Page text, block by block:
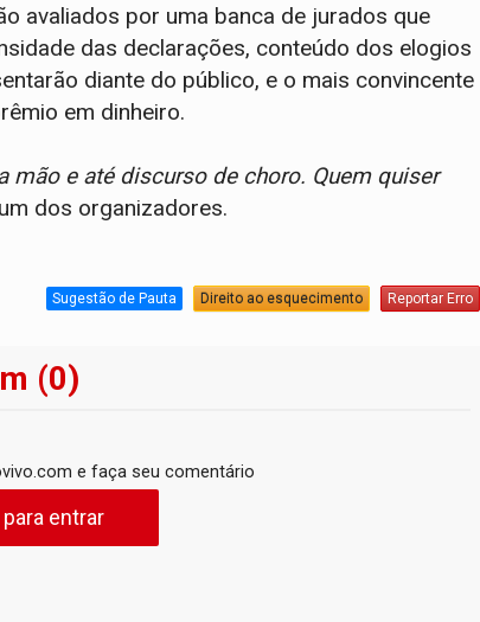
avaliados por uma banca de jurados que
das declarações, conteúdo dos elogios
diante do público, e o mais convincente
em dinheiro.
mão e até discurso de choro. Quem quiser
dos organizadores.
Sugestão de Pauta Direito ao esquecimento Reportar Erro
(0)
e faça seu comentário
entrar